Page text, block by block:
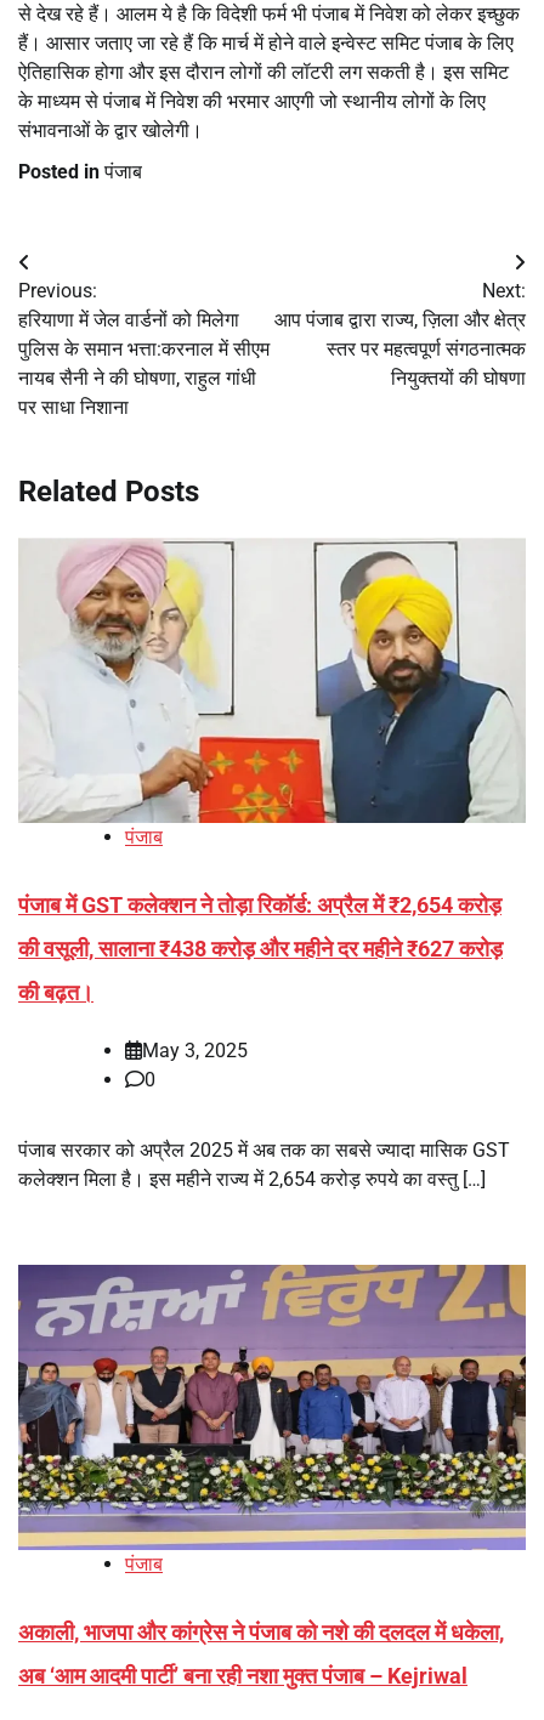
से देख रहे हैं। आलम ये है कि विदेशी फर्म भी पंजाब में निवेश को लेकर इच्छुक
हैं। आसार जताए जा रहे हैं कि मार्च में होने वाले इन्वेस्ट समिट पंजाब के लिए
ऐतिहासिक होगा और इस दौरान लोगों की लॉटरी लग सकती है। इस समिट
के माध्यम से पंजाब में निवेश की भरमार आएगी जो स्थानीय लोगों के लिए
संभावनाओं के द्वार खोलेगी।
Posted inपंजाब
Post
navigation
Previous:
हरियाणा में जेल वार्डनों को मिलेगा
पुलिस के समान भत्ता:करनाल में सीएम
नायब सैनी ने की घोषणा, राहुल गांधी
पर साधा निशाना
Next:
आप पंजाब द्वारा राज्य, ज़िला और क्षेत्र
स्तर पर महत्वपूर्ण संगठनात्मक
नियुक्तयों की घोषणा
Related Posts
पंजाब
पंजाब में GST कलेक्शन ने तोड़ा रिकॉर्ड: अप्रैल में ₹2,654 करोड़
की वसूली, सालाना ₹438 करोड़ और महीने दर महीने ₹627 करोड़
की बढ़त।
May 3, 2025
0
पंजाब सरकार को अप्रैल 2025 में अब तक का सबसे ज्यादा मासिक GST
कलेक्शन मिला है। इस महीने राज्य में 2,654 करोड़ रुपये का वस्तु […]
पंजाब
अकाली, भाजपा और कांग्रेस ने पंजाब को नशे की दलदल में धकेला,
अब ‘आम आदमी पार्टी’ बना रही नशा मुक्त पंजाब – Kejriwal